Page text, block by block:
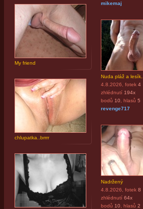
My friend
chlupatka..brrrr
mikemaj
Nuda pláž a lesík...
4.8.2026 , fotek 4
zhlédnutí 194x
bodů 10, hlasů 5
revenge717
Nadržený
4.8.2026 , fotek 8
zhlédnutí 64x
bodů 10, hlasů 2